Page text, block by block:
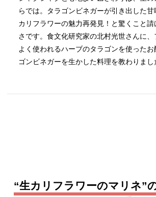
らでは。タラゴンビネガーが引き出した甘
カリフラワーの魅力再発見！と驚くこと請
さです。食文化研究家の北村光世さんに
よく使われるハーブのタラゴンを使ったお
ゴンビネガーを生かした料理を教わりまし
“生カリフラワーのマリネ”